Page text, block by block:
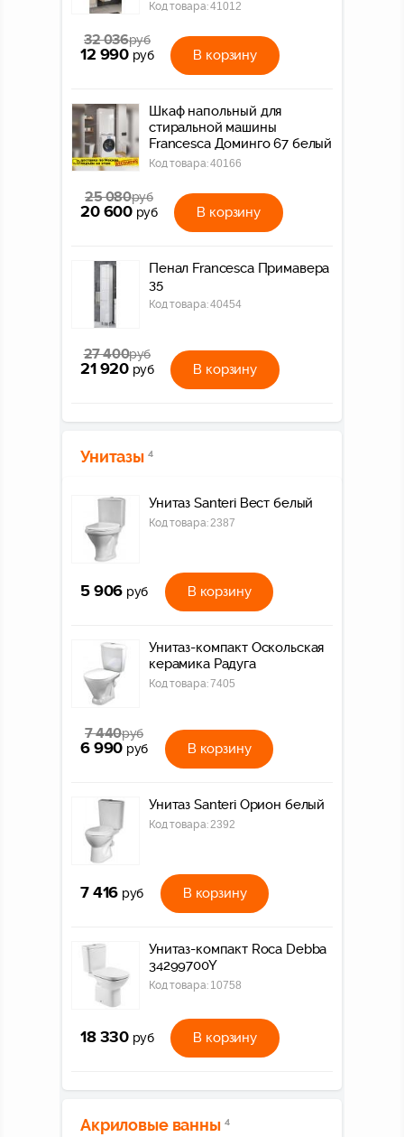
Код товара:41012
32 036руб
12 990 руб В корзину
Шкаф напольный для
стиральной машины
Francesca Доминго 67 белый
Код товара:40166
25 080руб
20 600 руб В корзину
Пенал Francesca Примавера
35
Код товара:40454
27 400руб
21 920 руб В корзину
Унитазы 4
Унитаз Santeri Вест белый
Код товара: 2387
5 906 руб В корзину
Унитаз-компакт Оскольская
керамика Радуга
Код товара:7405
7 440руб
6 990 руб В корзину
Унитаз Santeri Орион белый
Код товара: 2392
7 416 руб В корзину
Унитаз-компакт Roca Debba
34299700Y
Код товара: 10758
18 330 руб В корзину
Акриловые ванны 4